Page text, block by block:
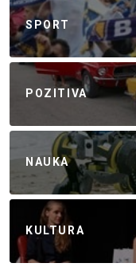
SPORT
POZITIVA
NAUKA
KULTURA